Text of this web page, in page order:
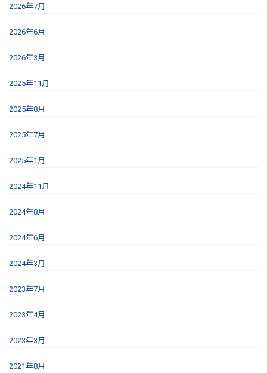
2026年7月
2026年6月
2026年3月
2025年11月
2025年8月
2025年7月
2025年1月
2024年11月
2024年8月
2024年6月
2024年3月
2023年7月
2023年4月
2023年3月
2021年8月